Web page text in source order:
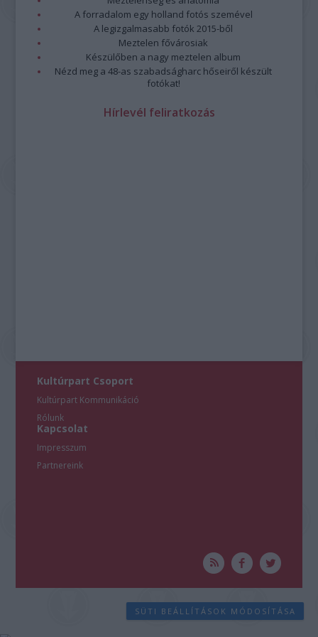
A forradalom egy holland fotós szemével
A legizgalmasabb fotók 2015-ből
Meztelen fővárosiak
Készülőben a nagy meztelen album
Nézd meg a 48-as szabadságharc hőseiről készült
fotókat!
Hírlevél feliratkozás
Kultúrpart Csoport
Kultúrpart Kommunikáció
Rólunk
Kapcsolat
Impresszum
Partnereink
SÜTI BEÁLLÍTÁSOK MÓDOSÍTÁSA